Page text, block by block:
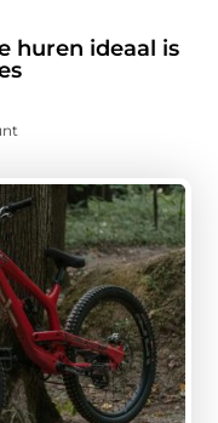
huren ideaal is